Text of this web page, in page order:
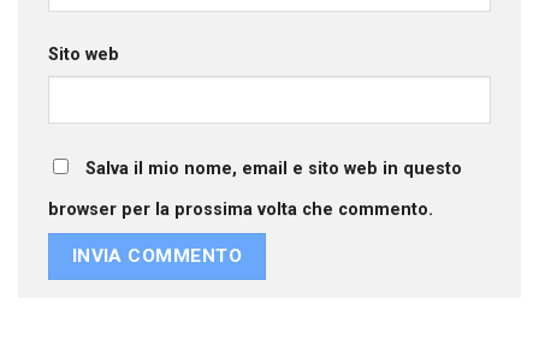
Sito web
Salva il mio nome, email e sito web in questo
browser per la prossima volta che commento.